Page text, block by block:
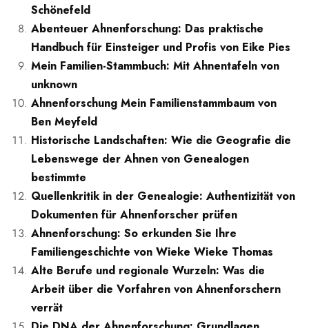
Schönefeld
Abenteuer Ahnenforschung: Das praktische
Handbuch für Einsteiger und Profis von Eike Pies
Mein Familien-Stammbuch: Mit Ahnentafeln von
unknown
Ahnenforschung Mein Familienstammbaum von
Ben Meyfeld
Historische Landschaften: Wie die Geografie die
Lebenswege der Ahnen von Genealogen
bestimmte
Quellenkritik in der Genealogie: Authentizität von
Dokumenten für Ahnenforscher prüfen
Ahnenforschung: So erkunden Sie Ihre
Familiengeschichte von Wieke Wieke Thomas
Alte Berufe und regionale Wurzeln: Was die
Arbeit über die Vorfahren von Ahnenforschern
verrät